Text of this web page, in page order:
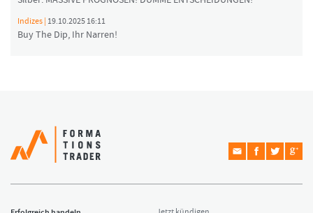
Indizes | 19.10.2025 16:11
Buy The Dip, Ihr Narren!